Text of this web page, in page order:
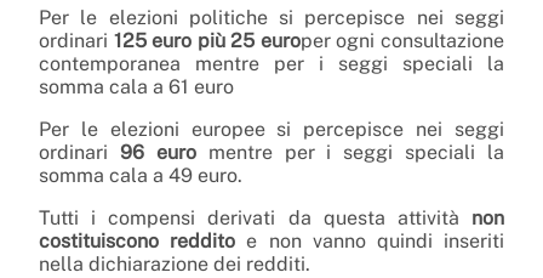
Per le elezioni politiche si percepisce nei seggi
ordinari 125 euro più 25 europer ogni consultazione
contemporanea mentre per i seggi speciali la
somma cala a 61 euro
Per le elezioni europee si percepisce nei seggi
ordinari 96 euromentre per i seggi speciali la
somma cala a 49 euro.
Tutti i compensi derivati da questa attività non
costituiscono redditoe non vanno quindi inseriti
nella dichiarazione dei redditi.